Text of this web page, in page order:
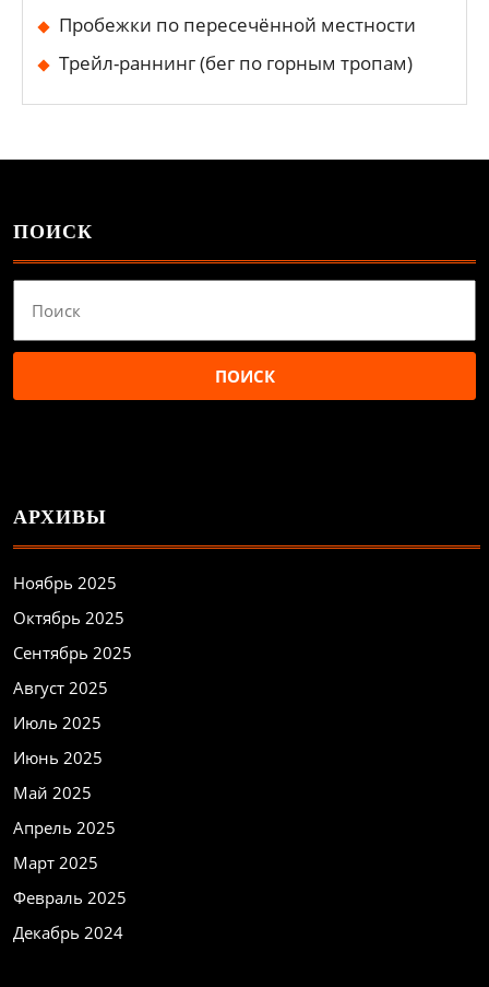
Пробежки по пересечённой местности
Трейл-раннинг (бег по горным тропам)
ПОИСК
АРХИВЫ
Ноябрь 2025
Октябрь 2025
Сентябрь 2025
Август 2025
Июль 2025
Июнь 2025
Май 2025
Апрель 2025
Март 2025
Февраль 2025
Декабрь 2024